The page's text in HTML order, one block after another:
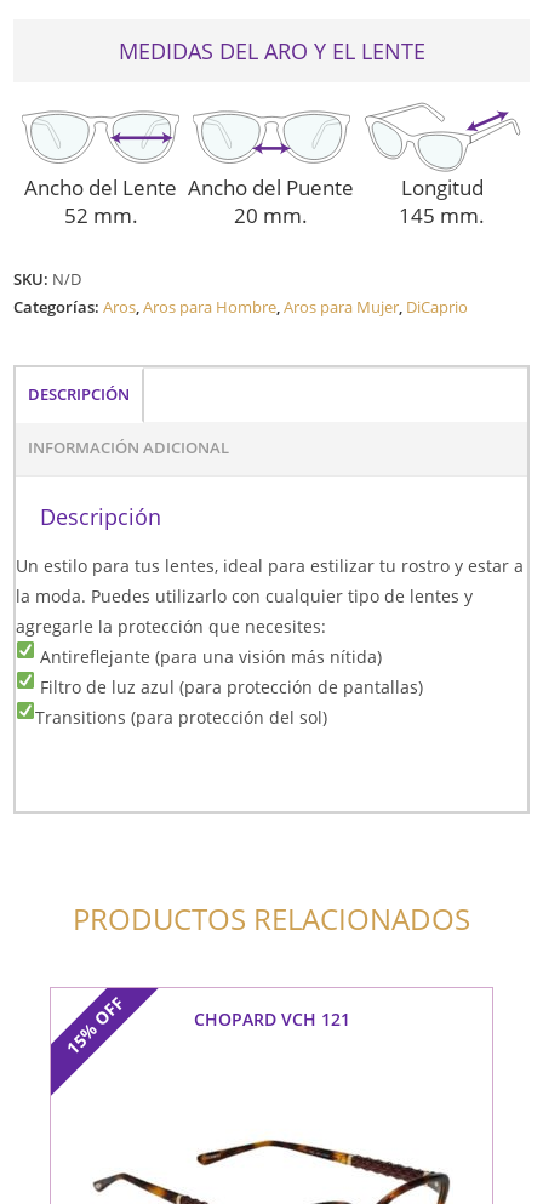
MEDIDAS DEL ARO Y EL LENTE
Ancho del Lente
52 mm.
Ancho del Puente
20 mm.
Longitud
145 mm.
SKU: N/D
Categorías:Aros,Aros para Hombre,Aros para Mujer, DiCaprio
DESCRIPCIÓN
INFORMACIÓN ADICIONAL
Descripción
Un estilo para tus lentes, ideal para estilizar tu rostro y estar a
la moda. Puedes utilizarlo con cualquier tipo de lentes y
agregarle la protección que necesites:
Antireflejante (para una visión más nítida)
Filtro de luz azul (para protección de pantallas)
Transitions (para protección del sol)
PRODUCTOS RELACIONADOS
15%
OFF CHOPARD VCH 121